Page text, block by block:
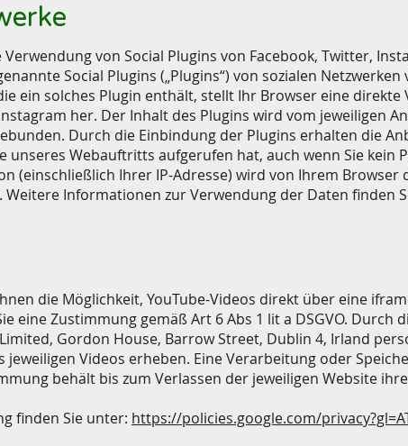
Verwendung von Social Plugins von Facebook, Twitter,
Social Plugins („Plugins“) von sozialen
ein solches Plugin enthält, stellt Ihr Browser eine direkte
her. Der Inhalt des Plugins wird vom jeweiligen
Durch die Einbindung der Plugins erhalten die
unseres Webauftritts aufgerufen hat, auch wenn Sie kein
(einschließlich Ihrer IP-Adresse) wird von Ihrem Browser
Informationen zur Verwendung der Daten finden
die Möglichkeit, YouTube-Videos direkt über eine
eine Zustimmung gemäß Art 6 Abs 1 lit a DSGVO. Durch
Gordon House, Barrow Street, Dublin 4, Irland
jeweiligen Videos erheben. Eine Verarbeitung oder
behält bis zum Verlassen der jeweiligen Website
finden Sie unter: https://policies.google.com/